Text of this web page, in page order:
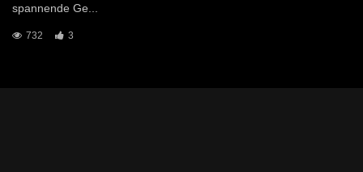
spannende Ge...
732 3